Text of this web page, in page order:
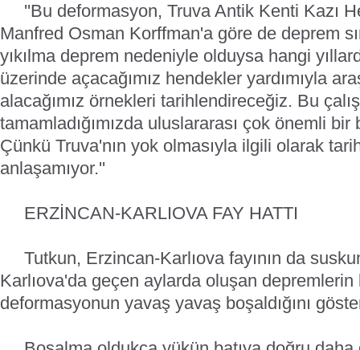
''Bu deformasyon, Truva Antik Kenti Kazı
Manfred Osman Korffman'a göre de deprem
yıkılma deprem nedeniyle olduysa hangi
üzerinde açacağımız hendekler yardımıyla
alacağımız örnekleri tarihlendireceğiz. Bu
tamamladığımızda uluslararası çok önemli
Çünkü Truva'nın yok olmasıyla ilgili olarak
anlaşamıyor.''
ERZİNCAN-KARLIOVA FAY HATTI
Tutkun, Erzincan-Karlıova fayının da
Karlıova'da geçen aylarda oluşan depremlerin
deformasyonun yavaş yavaş boşaldığını